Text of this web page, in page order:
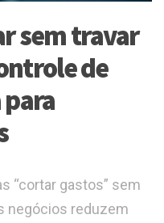
sem travar
de
“cortar gastos” sem
negócios reduzem